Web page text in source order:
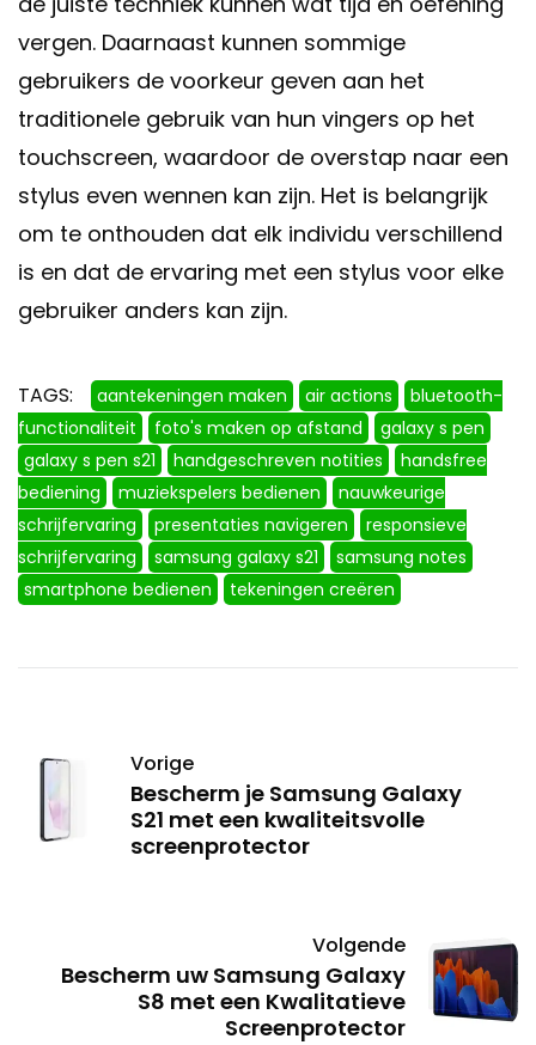
vergen. Daarnaast kunnen sommige
gebruikers de voorkeur geven aan het
traditionele gebruik van hun vingers op het
touchscreen, waardoor de overstap naar een
stylus even wennen kan zijn. Het is belangrijk
om te onthouden dat elk individu verschillend
is en dat de ervaring met een stylus voor elke
gebruiker anders kan zijn.
TAGS: aantekeningen maken air actions
bluetooth-
functionaliteit
foto's maken op afstand
galaxy s pen
galaxy s pen s21
handgeschreven notities
handsfree
bediening
muziekspelers bedienen
nauwkeurige
schrijfervaring
presentaties navigeren
responsieve
schrijfervaring
samsung galaxy s21
samsung notes
smartphone bedienen
tekeningen creëren
Vorige
Bescherm je Samsung Galaxy
S21 met een kwaliteitsvolle
screenprotector
Volgende
Bescherm uw Samsung Galaxy
S8 met een Kwalitatieve
Screenprotector